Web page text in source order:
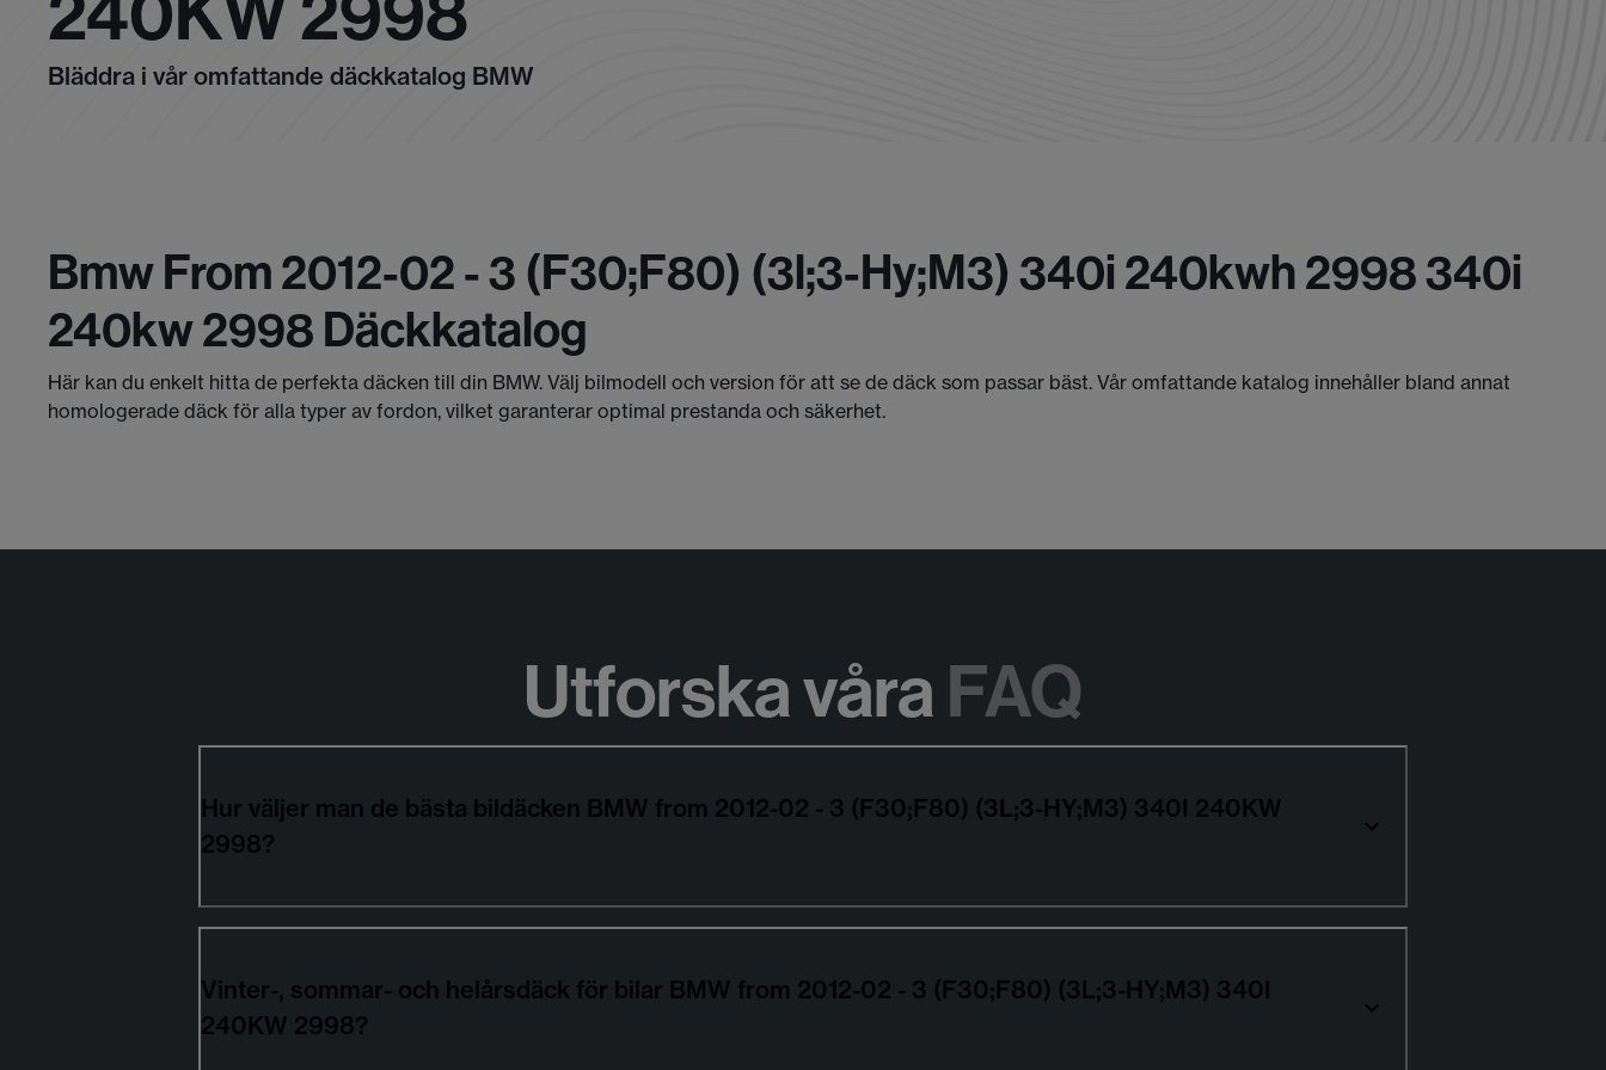
Bläddra i vår omfattande däckkatalog BMW
Bmw From 2012-02 - 3 (f30;f80) (3l;3-Hy;m3) 340i 240kwh 2998 340i
240kw 2998 Däckkatalog
Här kan du enkelt hitta de perfekta däcken till din BMW. Välj bilmodell och version för att se de däck som passar bäst. Vår omfattande katalog innehåller bland annat
homologerade däck för alla typer av fordon, vilket garanterar optimal prestanda och säkerhet.
Utforska våraFAQ
Hur väljer man de bästa bildäcken BMW from 2012-02 - 3 (F30;F80) (3L;3-HY;M3) 340I 240KW
2998?
Vinter-, sommar- och helårsdäck för bilar BMW from 2012-02 - 3 (F30;F80) (3L;3-HY;M3) 340I
240KW 2998?